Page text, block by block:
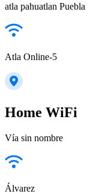
atla pahuatlan Puebla
Atla Online-5
Home WiFi
Vía sin nombre
Álvarez